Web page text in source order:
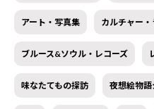
アート・写真集 カルチャー
ブルース&ソウル・レコーズ
味なたてもの探訪 夜想絵物語